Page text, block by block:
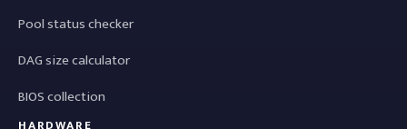
Pool status checker
DAG size calculator
BIOS collection